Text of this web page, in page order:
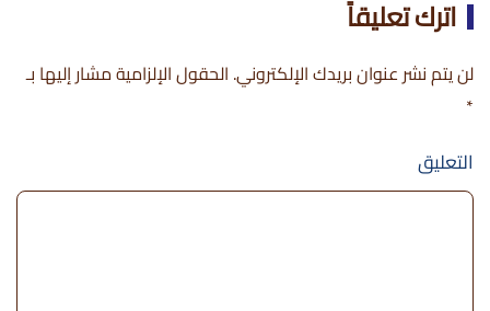
اترك تعليقاً
لن يتم نشر عنوان بريدك الإلكتروني. الحقول الإلزامية مشار إليها بـ
*
التعليق